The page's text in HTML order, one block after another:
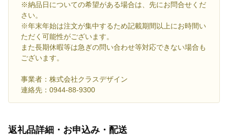
※納品日についての希望がある場合は、先にお問合せくだ
さい。
※年末年始は注文が集中するため記載期間以上にお時間い
ただく可能性がございます。
また長期休暇等は急ぎの問い合わせ等対応できない場合も
ございます。
事業者：株式会社クラスデザイン
連絡先：0944-88-9300
返礼品詳細・お申込み・配送